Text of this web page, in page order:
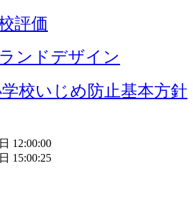
評価
ンドデザイン
校いじめ防止基本方針
12:00:00
15:00:25